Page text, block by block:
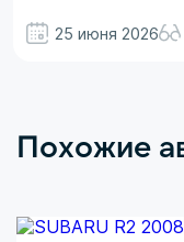
просто
Здесь больше
25 июня 2026
Похожие